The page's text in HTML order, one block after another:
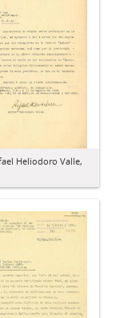
Heliodoro Valle,